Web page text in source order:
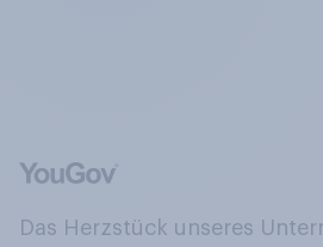
Das Herzstück unseres